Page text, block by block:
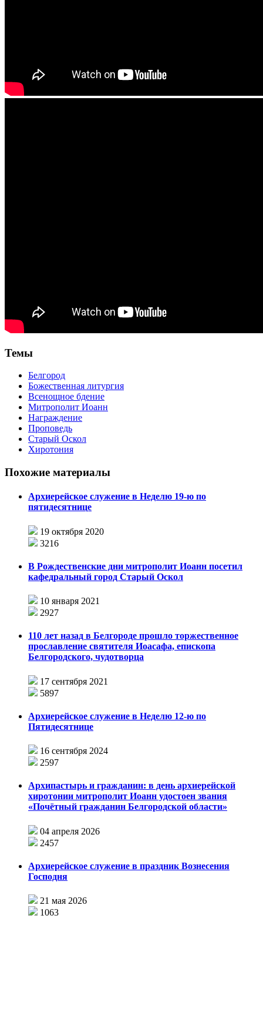
Темы
Белгород
Божественная литургия
Всенощное бдение
Митрополит Иоанн
Награждение
Проповедь
Старый Оскол
Хиротония
Похожие материалы
Архиерейское служение в Неделю 19-ю по
пятидесятнице
19 октября 2020
3216
В Рождественские дни митрополит Иоанн посетил
кафедральный город Старый Оскол
10 января 2021
2927
110 лет назад в Белгороде прошло торжественное
прославление святителя Иоасафа, епископа
Белгородского, чудотворца
17 сентября 2021
5897
Архиерейское служение в Неделю 12-ю по
Пятидесятнице
16 сентября 2024
2597
Архипастырь и гражданин: в день архиерейской
хиротонии митрополит Иоанн удостоен звания
«Почётный гражданин Белгородской области»
04 апреля 2026
2457
Архиерейское служение в праздник Вознесения
Господня
21 мая 2026
1063